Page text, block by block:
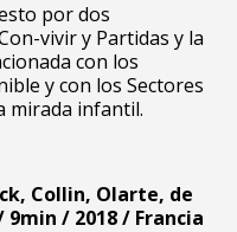
por dos
vivir y Partidas y la
con los
y con los Sectores
mirada infantil.
Collin, Olarte, de
9min / 2018 / Francia